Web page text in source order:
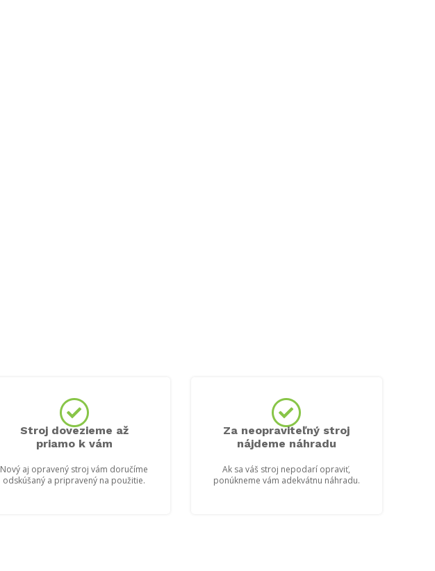
Stroj dovezieme až
priamo k vám
Nový aj opravený stroj vám doručíme
odskúšaný a pripravený na použitie.
Za neopraviteľný stroj
nájdeme náhradu
Ak sa váš stroj nepodarí opraviť,
ponúkneme vám adekvátnu náhradu.